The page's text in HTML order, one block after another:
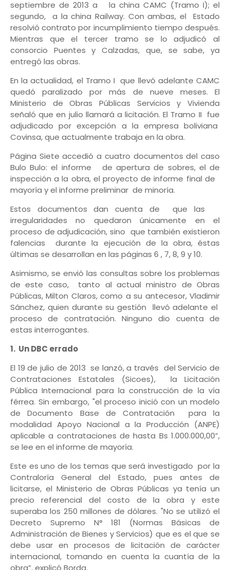
septiembre de 2013 a la china CAMC (Tramo I); el
segundo, a la china Railway. Con ambas, el Estado
resolvió contrato por incumplimiento tiempo después.
Mientras que el tercer tramo se lo adjudicó al
consorcio Puentes y Calzadas, que, se sabe, ya
entregó las obras.
En la actualidad, el Tramo I que llevó adelante CAMC
quedó paralizado por más de nueve meses. El
Ministerio de Obras Públicas Servicios y Vivienda
señaló que en julio llamará a licitación. El Tramo II fue
adjudicado por excepción a la empresa boliviana
Covinsa, que actualmente trabaja en la obra.
Página Siete accedió a cuatro documentos del caso
Bulo Bulo: el informe de apertura de sobres, el de
inspección a la obra, el proyecto de informe final de
mayoría y el informe preliminar de minoría.
Estos documentos dan cuenta de que las
irregularidades no quedaron únicamente en el
proceso de adjudicación, sino que también existieron
falencias durante la ejecución de la obra, éstas
últimas se desarrollan en las páginas 6 , 7, 8, 9 y 10.
Asimismo, se envió las consultas sobre los problemas
de este caso, tanto al actual ministro de Obras
Públicas, Milton Claros, como a su antecesor, Vladimir
Sánchez, quien durante su gestión llevó adelante el
proceso de contratación. Ninguno dio cuenta de
estas interrogantes.
1. Un DBC errado
El 19 de julio de 2013 se lanzó, a través del Servicio de
Contrataciones Estatales (Sicoes), la Licitación
Pública Internacional para la construcción de la vía
férrea. Sin embargo, "el proceso inició con un modelo
de Documento Base de Contratación para la
modalidad Apoyo Nacional a la Producción (ANPE)
aplicable a contrataciones de hasta Bs 1.000.000,00”,
se lee en el informe de mayoría.
Este es uno de los temas que será investigado por la
Contraloría General del Estado, pues antes de
licitarse, el Ministerio de Obras Públicas ya tenía un
precio referencial del costo de la obra y este
superaba los 250 millones de dólares. "No se utilizó el
Decreto Supremo N° 181 (Normas Básicas de
Administración de Bienes y Servicios) que es el que se
debe usar en procesos de licitación de carácter
internacional, tomando en cuenta la cuantía de la